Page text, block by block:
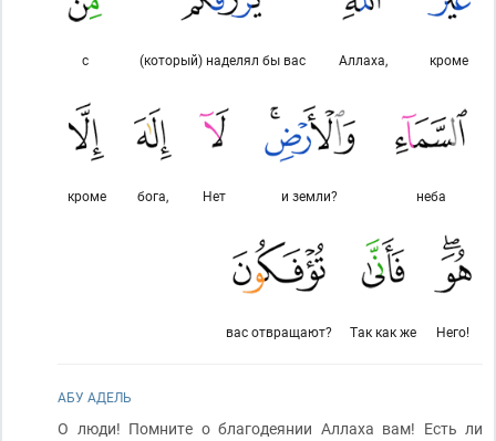
кроме
Аллаха,
(который) наделял бы вас
с
неба
и земли?
Нет
бога,
кроме
Него!
Так как же
вас отвращают?
АБУ АДЕЛЬ
О люди! Помните о благодеянии Аллаха вам! Есть ли